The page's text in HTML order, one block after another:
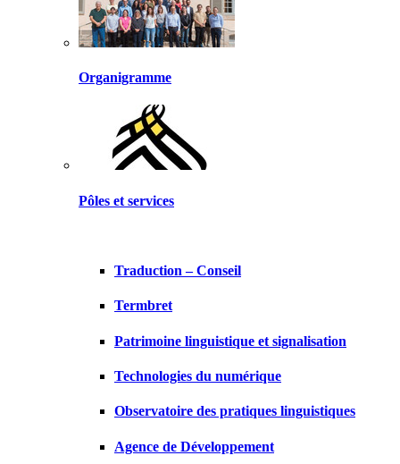
Organigramme
Pôles et services
Traduction – Conseil
Termbret
Patrimoine linguistique et signalisation
Technologies du numérique
Observatoire des pratiques linguistiques
Agence de Développement